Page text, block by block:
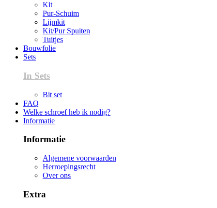
Kit
Pur-Schuim
Lijmkit
Kit/Pur Spuiten
Tuitjes
Bouwfolie
Sets
In Sets
Bit set
FAQ
Welke schroef heb ik nodig?
Informatie
Informatie
Algemene voorwaarden
Herroepingsrecht
Over ons
Extra